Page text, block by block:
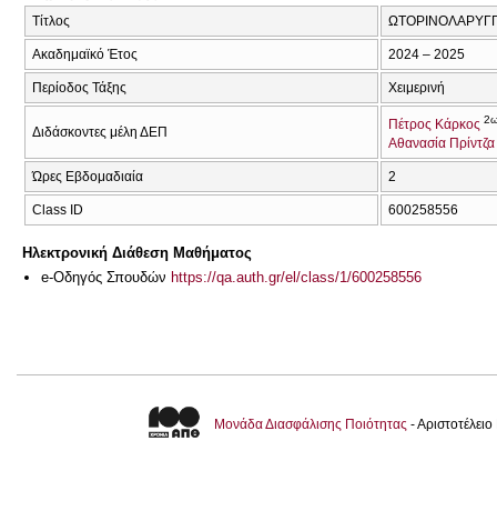
Τίτλος
Ακαδημαϊκό Έτος 2024 – 2025
Περίοδος Τάξης Χειμερινή
Διδάσκοντες μέλη ΔΕΠ Πέτρος Κάρκος
Αθανασία Πρίντζα
Ώρες Εβδομαδιαία 2
Class ID 600258556
Ηλεκτρονική Διάθεση Μαθήματος
e-Οδηγός Σπουδών https://qa.auth.gr/el/class/1/600258556
Μονάδα Διασφάλισης Ποιότητας -